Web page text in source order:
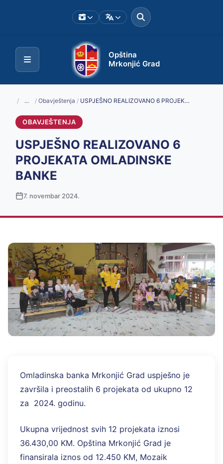
Opština
Mrkonjić Grad
/ ... / Obavještenja / USPJEŠNO REALIZOVANO 6 PROJEKATA OMLADINSKE BANKE
OBAVJEŠTENJA
USPJEŠNO REALIZOVANO 6
PROJEKATA OMLADINSKE
BANKE
7. novembar 2024.
Omladinska banka Mrkonjić Grad uspješno je
završila i preostalih 6 projekata od ukupno 12
za 2024. godinu.
Ukupna vrijednost svih 12 projekata iznosi
36.430,00 KM. Opština Mrkonjić Grad je
finansirala iznos od 12.450 KM, Mozaik